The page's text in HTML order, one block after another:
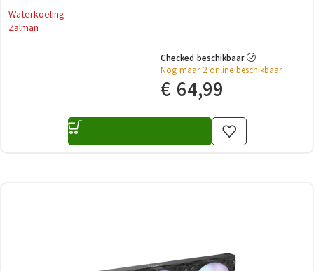
Waterkoeling
Zalman
Checked beschikbaar
Nog maar 2 online beschikbaar
€ 64,99